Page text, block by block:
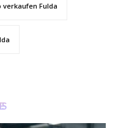
verkaufen Fulda